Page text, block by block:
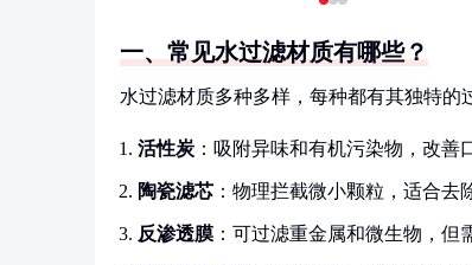
一、常见水过滤材质有哪些？
水过滤材质多种多样，每种都有其独特的
活性炭 ：吸附异味和有机污染物，改善
陶瓷滤芯 ：物理拦截微小颗粒，适合去
反渗透膜 ：可过滤重金属和微生物，但